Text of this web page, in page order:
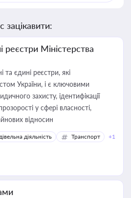
зацікавити:
реєстри Міністерства
та єдині реєстри, які
України, і є ключовими
захисту, ідентифікації
у сфері власності,
відносин
діяльність Транспорт +1